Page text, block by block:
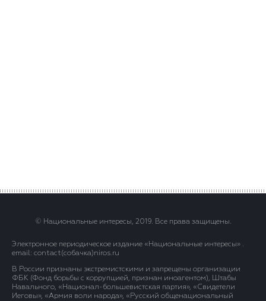
© Национальные интересы, 2019. Все права защищены.
Электронное периодическое издание «Национальные интересы» .
email: contact(сoбaчка)niros.ru
В России признаны экстремистскими и запрещены организации
ФБК (Фонд борьбы с коррупцией, признан иноагентом), Штабы
Навального, «Национал-большевистская партия», «Свидетели
Иеговы», «Армия воли народа», «Русский общенациональный